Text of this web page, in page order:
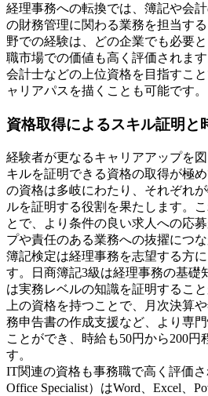
経理事務への転換では、簿記や会
の財務管理に関わる業務を担当す
野での経験は、どの企業でも必要
職市場での価値も高く評価されま
会計士などの上位資格を目指すこ
ャリアパスを描くことも可能です。
資格取得によるスキル証明と
経験者が更なるキャリアアップを
キルを証明できる資格の取得が極
の資格は多岐にわたり、それぞれ
ルを証明する役割を果たします。
とで、より条件の良い求人への応
プや責任のある業務への抜擢につな
簿記検定は経理事務を志望する方
す。日商簿記3級は経理事務の基礎
は実務レベルの知識を証明するこ
上の資格を持つことで、月次決算
務申告書の作成支援など、より専
ことができ、時給も50円から200円
す。
IT関連の資格も事務職で高く評価
Office Specialist）はWord、Excel、